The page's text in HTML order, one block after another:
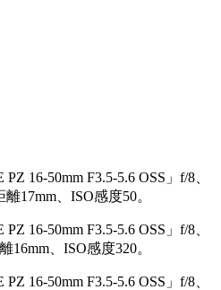
16-50mm F3.5-5.6 OSS」f/8、
17mm、ISO感度50。
16-50mm F3.5-5.6 OSS」f/8、
16mm、ISO感度320。
16-50mm F3.5-5.6 OSS」f/8、